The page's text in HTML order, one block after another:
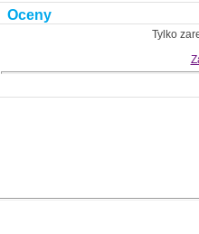
Oceny
Tylko